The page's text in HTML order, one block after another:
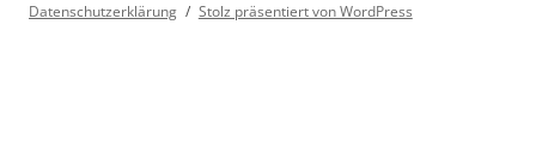
Datenschutzerklärung Stolz präsentiert von WordPress